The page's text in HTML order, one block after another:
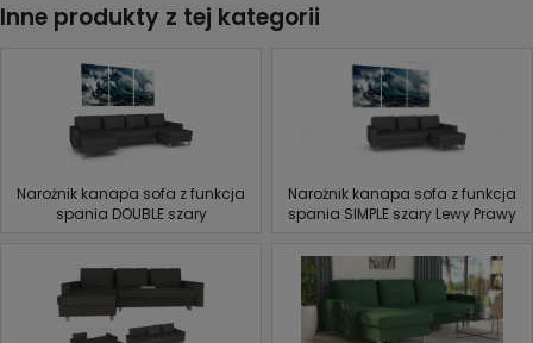
Inne produkty z tej kategorii
Narożnik kanapa sofa z funkcja
spania DOUBLE szary
Narożnik kanapa sofa z funkcja
spania SIMPLE szary Lewy Prawy